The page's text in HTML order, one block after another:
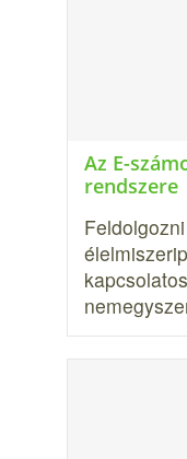
Az E-
rendszere